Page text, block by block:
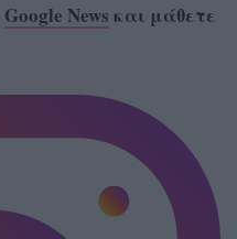
Google News και μάθετε